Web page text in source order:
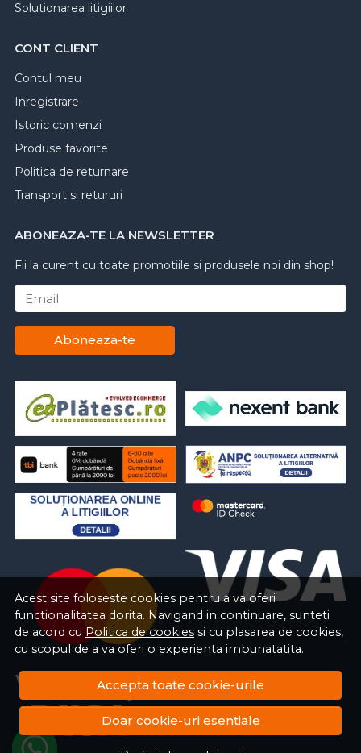
Acest site foloseste cookies pentru a va oferi
functionalitatea dorita. Navigand in continuare, sunteti
de acord cu Politica de cookies si cu plasarea de cookies,
cu scopul de a va oferi o experienta imbunatatita.
Accepta toate cookie-urile
Doar cookie-uri esentiale
Solutionarea litigiilor
CONT CLIENT
Contul meu
Inregistrare
Istoric comenzi
Produse favorite
Politica de returnare
Transport si retururi
ABONEAZA-TE LA NEWSLETTER
Fii la curent cu toate promotiile si produsele noi din shop!
Email
Aboneaza-te